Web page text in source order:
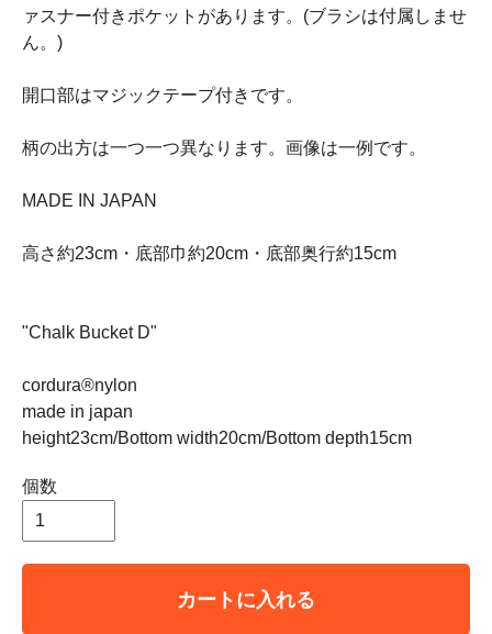
ァスナー付きポケットがあります。(ブラシは付属しませ
ん。)
開口部はマジックテープ付きです。
柄の出方は一つ一つ異なります。画像は一例です。
MADE IN JAPAN
高さ約23cm・底部巾約20cm・底部奥行約15cm
"Chalk Bucket D"
cordura®nylon
made in japan
height23cm/Bottom width20cm/Bottom depth15cm
個数
カートに入れる